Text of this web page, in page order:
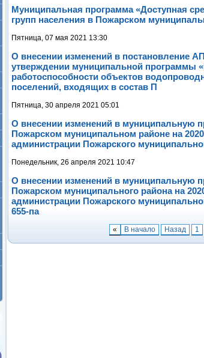
Муниципальная программа «Доступная
групп населения в Пожарском
Пятница, 07 мая 2021 13:30
О внесении изменений в постановление
утверждении муниципальной программы
работоспособности объектов
поселений, входящих в состав П
Пятница, 30 апреля 2021 05:01
О внесении изменений в муниципальную
Пожарском муниципальном районе на
администрации Пожарского
Понедельник, 26 апреля 2021 10:47
О внесении изменений в муниципальную
Пожарском муниципального района на
администрации Пожарского
655-па
« В начало Назад 1